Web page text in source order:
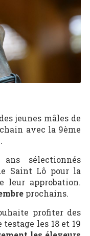
jeunes mâles de
avec la 9ème
sélectionnés
Saint Lô pour la
leur approbation.
prochains.
profiter des
les 18 et 19